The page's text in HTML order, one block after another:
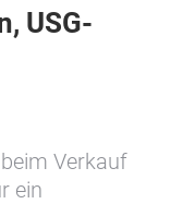
USG-
Verkauf
ein